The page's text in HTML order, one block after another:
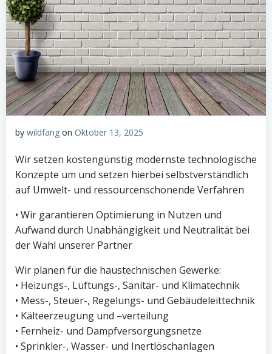
by wildfang on Oktober 13, 2025
Wir setzen kostengünstig modernste technologische
Konzepte um und setzen hierbei selbstverständlich
auf Umwelt- und ressourcenschonende Verfahren
• Wir garantieren Optimierung in Nutzen und
Aufwand durch Unabhängigkeit und Neutralität bei
der Wahl unserer Partner
Wir planen für die haustechnischen Gewerke:
• Heizungs-, Lüftungs-, Sanitär- und Klimatechnik
• Mess-, Steuer-, Regelungs- und Gebäudeleittechnik
• Kälteerzeugung und –verteilung
• Fernheiz- und Dampfversorgungsnetze
• Sprinkler-, Wasser- und Inertlöschanlagen